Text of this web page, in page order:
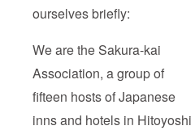
ourselves briefly:
We are the Sakura-kai
Association, a group of
fifteen hosts of Japanese
inns and hotels in Hitoyoshi